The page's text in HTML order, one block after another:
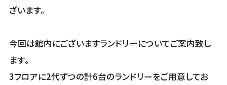
ざいます。
今回は館内にございますランドリーについてご案内致し
ます｡
3フロアに2代ずつの計6台のランドリーをご用意してお